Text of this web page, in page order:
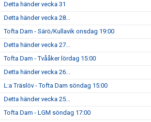
Detta händer vecka 31
Detta händer vecka 28...
Tofta Dam - Särö/Kullavik onsdag 19:00
Detta händer vecka 27...
Tofta Dam - Tvååker lördag 15:00
Detta händer vecka 26...
L:a Träslöv - Tofta Dam söndag 15:00
Detta händer vecka 25...
Tofta Dam - LGM söndag 17:00